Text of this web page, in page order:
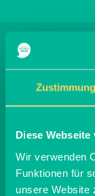
Zustimmung
Diese
Wir verwenden
Funktionen für
unsere Website